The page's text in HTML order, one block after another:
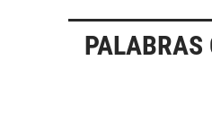
PALABRAS